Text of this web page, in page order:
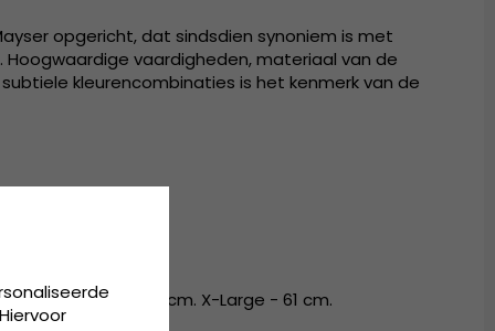
opgericht, dat sindsdien synoniem is met
vaardigheden, materiaal van de
kleurencombinaties is het kenmerk van de
57 cm. Large - 59 cm. X-Large - 61 cm.